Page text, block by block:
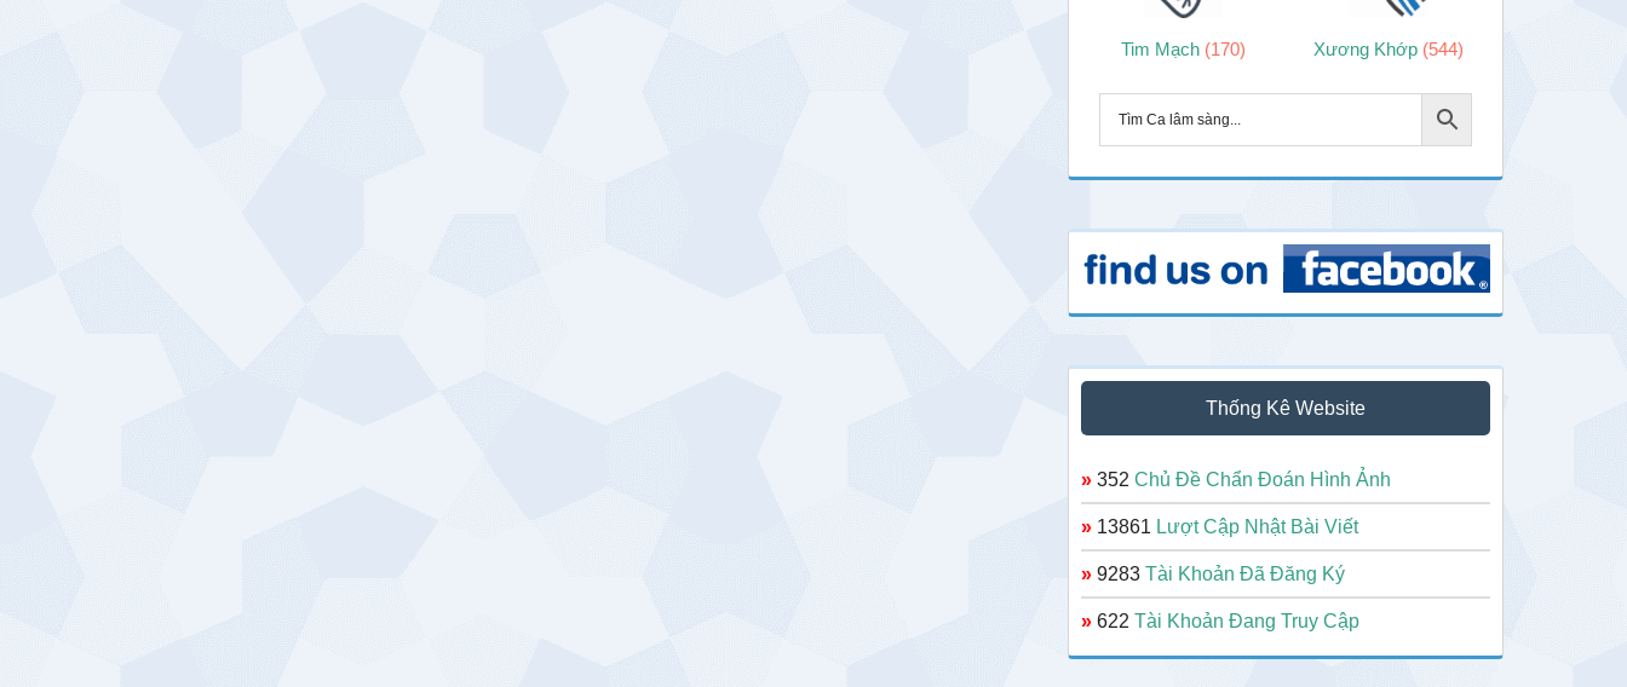
Tim Mạch (170) Xương Khớp (544)
Thống Kê Website
» 352 Chủ Đề Chẩn Đoán Hình Ảnh
» 13861 Lượt Cập Nhật Bài Viết
» 9283 Tài Khoản Đã Đăng Ký
» 622 Tài Khoản Đang Truy Cập